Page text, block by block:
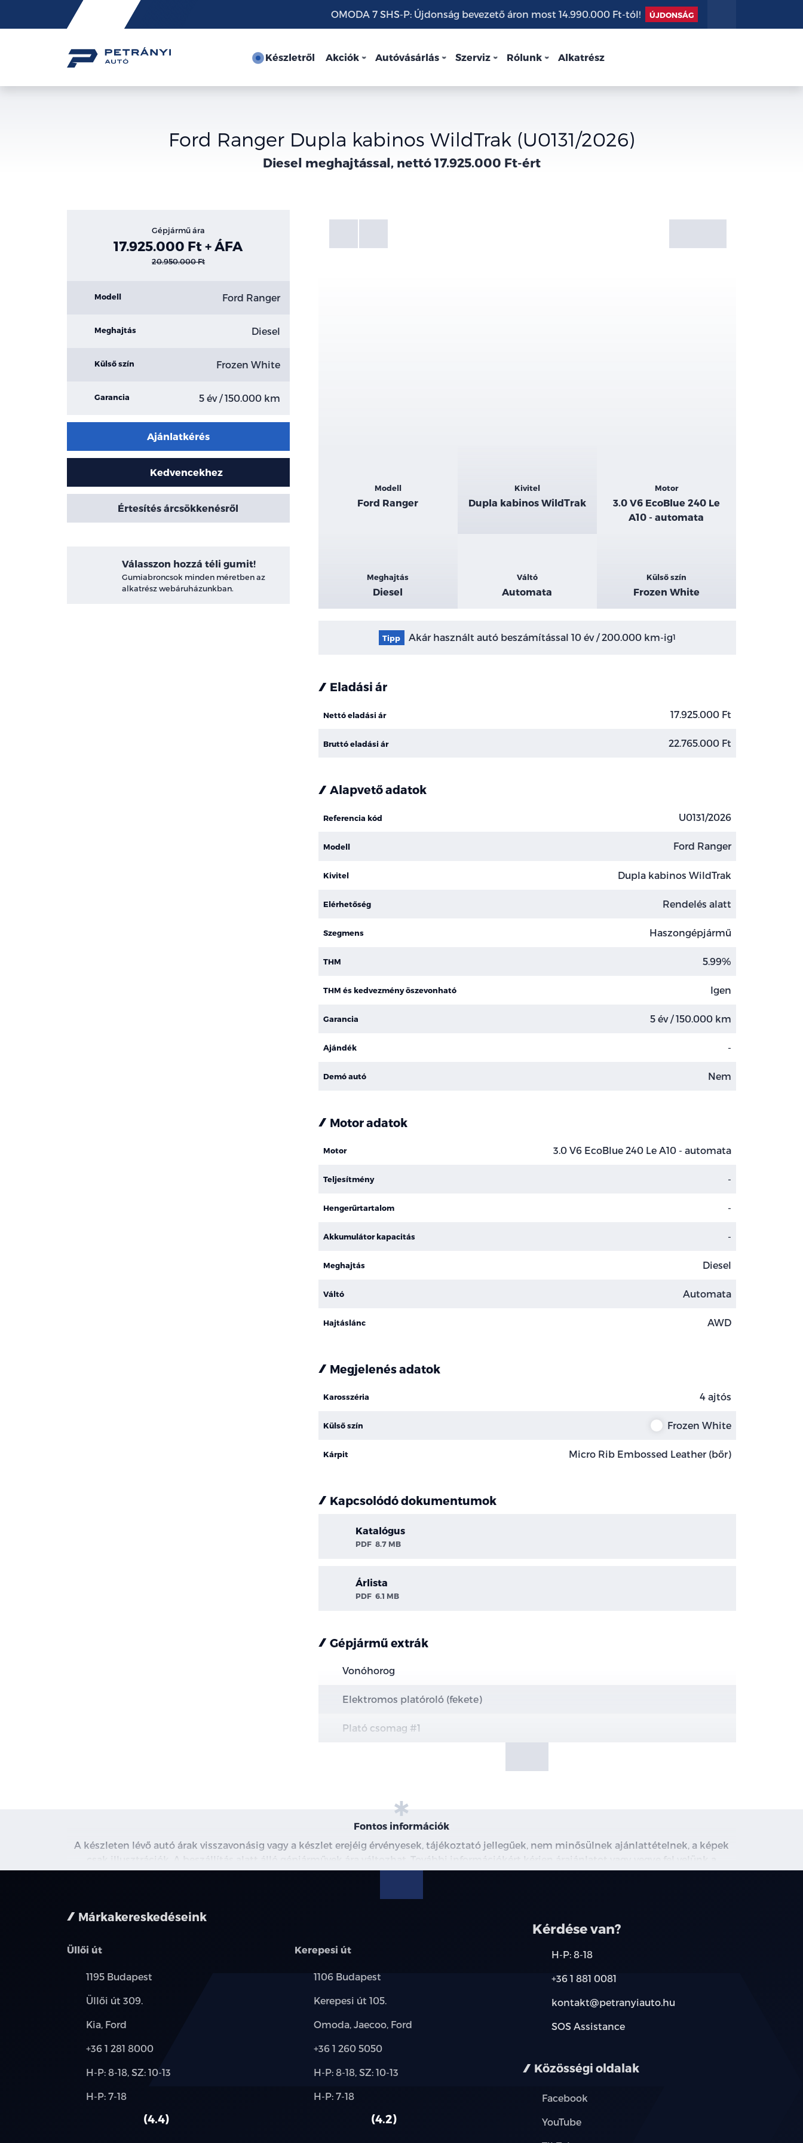
Friss
hírek
OMODA 7 SHS-P: Újdonság bevezető áron most 14.990.000 Ft-tól! ÚJDONSÁG
Készletről Akciók Autóvásárlás Szerviz Rólunk Alkatrész
Ford Ranger Dupla kabinos WildTrak (U0131/2026)
Diesel meghajtással, nettó 17.925.000 Ft-ért
Gépjármű ára
17.925.000 Ft + ÁFA
20.950.000 Ft
Modell Ford Ranger
Meghajtás Diesel
Külső szín Frozen White
Garancia 5 év / 150.000 km
Ajánlatkérés
Kedvencekhez
Értesítés árcsökkenésről
Válasszon hozzá téli gumit!
Gumiabroncsok minden méretben az
alkatrész webáruházunkban.
Galéria
Kiemelt
adatok
Modell
Ford Ranger
Kivitel
Dupla kabinos WildTrak
Motor
3.0 V6 EcoBlue 240 Le
A10 - automata
Meghajtás
Diesel
Váltó
Automata
Külső szín
Frozen White
Tipp Akár használt autó beszámítással 10 év / 200.000 km-ig1
Eladási ár
Nettó eladási ár 17.925.000 Ft
Bruttó eladási ár 22.765.000 Ft
Alapvető adatok
Referencia kód U0131/2026
Modell Ford Ranger
Kivitel Dupla kabinos WildTrak
Elérhetőség Rendelés alatt
Szegmens Haszongépjármű
THM 5.99%
THM és kedvezmény öszevonható Igen
Garancia 5 év / 150.000 km
Ajándék -
Demó autó Nem
Motor adatok
Motor 3.0 V6 EcoBlue 240 Le A10 - automata
Teljesítmény -
Hengerűrtartalom -
Akkumulátor kapacitás -
Meghajtás Diesel
Váltó Automata
Hajtáslánc AWD
Megjelenés adatok
Karosszéria 4 ajtós
Külső szín Frozen White
Kárpit Micro Rib Embossed Leather (bőr)
Kapcsolódó dokumentumok
Katalógus
PDF 8.7 MB
Árlista
PDF 6.1 MB
Gépjármű extrák
Vonóhorog
Elektromos platóroló (fekete)
Plató csomag #1
ICE csomag 117
AM/FM/DAB antenna
Állítható tetőcsomagtartó rendszer
Fontos információk
A készleten lévő autó árak visszavonásig vagy a készlet erejéig érvényesek, tájékoztató jellegűek, nem minősülnek ajánlattételnek, a képek
csak illusztrációk. A beszállítás alatt álló gépjárművek ára változhat. További információkért kérjen árajánlatot vagy vegye fel velünk a
kapcsolatot. A használt autó beszámítás részleteiről, kérjük, érdeklődjön munkatársainknál. A meghirdetett induló THM tájékoztató jellegű,
Márkakereskedéseink
Üllői út
Település:
1195 Budapest
Cím:
Üllői út 309.
Márkák:
Kia, Ford
Telefon:
+36 1 281 8000
Új-
használt
H-P: 8-18, SZ: 10-13
Alkatrész,
H-P: 7-18
4.4
Kerepesi út
Település:
1106 Budapest
Cím:
Kerepesi út 105.
Márkák:
Omoda, Jaecoo, Ford
Telefon:
+36 1 260 5050
Új-
használt
H-P: 8-18, SZ: 10-13
Alkatrész,
H-P: 7-18
4.2
Kérdése van?
H-P: 8-18
+36 1 881 0081
kontakt@petranyiauto.hu
SOS Assistance
Közösségi oldalak
Facebook
YouTube